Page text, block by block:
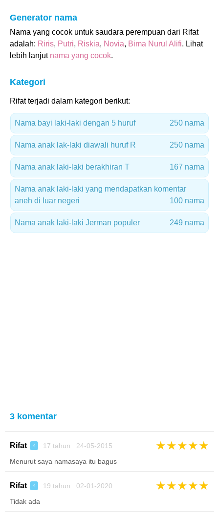
Generator nama
Nama yang cocok untuk saudara perempuan dari Rifat
adalah: Riris, Putri, Riskia, Novia, Bima Nurul Alifi. Lihat
lebih lanjut nama yang cocok.
Kategori
Rifat terjadi dalam kategori berikut:
Nama bayi laki-laki dengan 5 huruf 250 nama
Nama anak lak-laki diawali huruf R 250 nama
Nama anak laki-laki berakhiran T 167 nama
Nama anak laki-laki yang mendapatkan komentar
aneh di luar negeri
100 nama
Nama anak laki-laki Jerman populer 249 nama
3 komentar
Rifat ♂ 17 tahun 24-05-2015 ★★★★★
Menurut saya namasaya itu bagus
Rifat ♂ 19 tahun 02-01-2020 ★★★★★
Tidak ada